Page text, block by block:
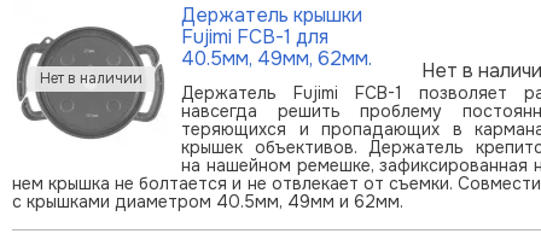
Нет в
Держатель крышки
Fujimi FCB-1 для
40.5мм, 49мм, 62мм.
Держатель Fujimi FCB-1 позволяет
навсегда решить проблему
теряющихся и пропадающих в
крышек объективов. Держатель
на нашейном ремешке, зафиксированная
нем крышка не болтается и не отвлекает от съемки.
с крышками диаметром 40.5мм, 49мм и 62мм.